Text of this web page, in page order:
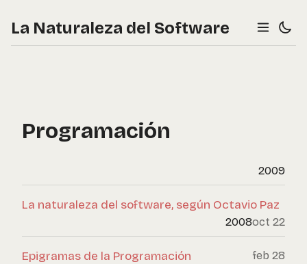
La Naturaleza del Software
Programación
2009
La naturaleza del software, según Octavio Paz
oct 22
2008
Epigramas de la Programación
feb 28